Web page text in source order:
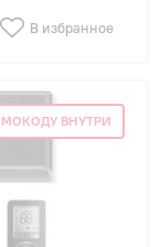
В избранное
ВНУТРИ